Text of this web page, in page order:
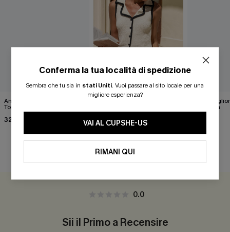
Ancora pensando a Blue
Top
32,00 €
40,00 €
Abito
tinta unita
RECENSIONI DEI CLIENTI
0.0
Sii il Primo a Recensire
Conferma la tua località di spedizione
Sembra che tu sia in stati Uniti. Vuoi passare al sito locale per una
migliore esperienza?
VAI AL CUPSHE-US
RIMANI QUI